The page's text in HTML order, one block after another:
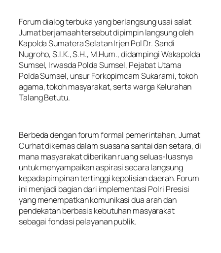
Forum dialog terbuka yang berlangsung usai salat
Jumat berjamaah tersebut dipimpin langsung oleh
Kapolda Sumatera Selatan Irjen Pol Dr. Sandi
Nugroho, S.I.K., S.H., M.Hum., didampingi Wakapolda
Sumsel, Irwasda Polda Sumsel, Pejabat Utama
Polda Sumsel, unsur Forkopimcam Sukarami, tokoh
agama, tokoh masyarakat, serta warga Kelurahan
Talang Betutu.
Berbeda dengan forum formal pemerintahan, Jumat
Curhat dikemas dalam suasana santai dan setara, di
mana masyarakat diberikan ruang seluas-luasnya
untuk menyampaikan aspirasi secara langsung
kepada pimpinan tertinggi kepolisian daerah. Forum
ini menjadi bagian dari implementasi Polri Presisi
yang menempatkan komunikasi dua arah dan
pendekatan berbasis kebutuhan masyarakat
sebagai fondasi pelayanan publik.